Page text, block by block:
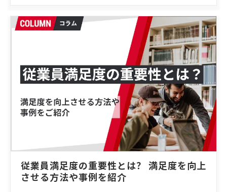
従業員満足度の重要性とは？ 満足度を向上
させる方法や事例を紹介